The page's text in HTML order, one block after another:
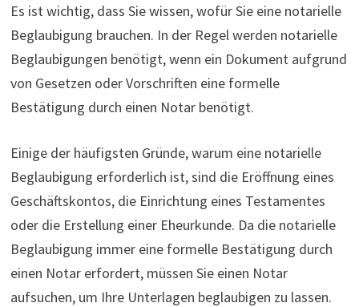
Es ist wichtig, dass Sie wissen, wofür Sie eine notarielle
Beglaubigung brauchen. In der Regel werden notarielle
Beglaubigungen benötigt, wenn ein Dokument aufgrund
von Gesetzen oder Vorschriften eine formelle
Bestätigung durch einen Notar benötigt.
Einige der häufigsten Gründe, warum eine notarielle
Beglaubigung erforderlich ist, sind die Eröffnung eines
Geschäftskontos, die Einrichtung eines Testamentes
oder die Erstellung einer Eheurkunde. Da die notarielle
Beglaubigung immer eine formelle Bestätigung durch
einen Notar erfordert, müssen Sie einen Notar
aufsuchen, um Ihre Unterlagen beglaubigen zu lassen.